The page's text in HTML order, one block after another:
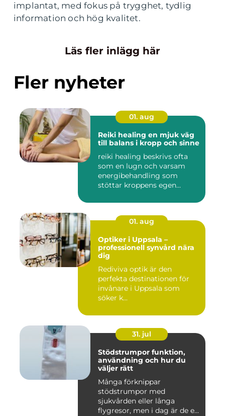
implantat, med fokus på trygghet, tydlig
information och hög kvalitet.
Läs fler inlägg här
Fler nyheter
01. aug
Reiki healing en mjuk väg
till balans i kropp och sinne
reiki healing beskrivs ofta
som en lugn och varsam
energibehandling som
stöttar kroppens egen
01. aug
Optiker i Uppsala –
professionell synvård nära
dig
Rediviva optik är den
perfekta destinationen för
invånare i Uppsala som
söker k...
31. jul
Stödstrumpor funktion,
användning och hur du
väljer rätt
Många förknippar
stödstrumpor med
sjukvården eller långa
flygresor, men i dag är de ett